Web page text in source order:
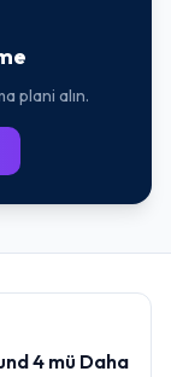
plani alın.
4 mü Daha